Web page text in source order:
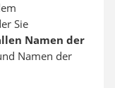
Sie
Namen der
Namen der